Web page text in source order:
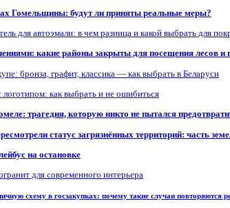
Гомельщины: будут ли приняты реальные меры?
для автоэмали: в чем разница и какой выбрать для
какие районы закрыты для посещения лесов и
бронза, графит, классика — как выбрать в Беларуси
как выбрать и не ошибиться
трагедия, которую никто не пытался
статус загрязнённых территорий: часть
на остановке
для современного интерьера
схему в госзакупках: почему такие случаи повторяются